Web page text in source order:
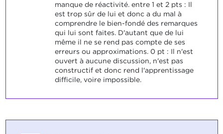
manque de réactivité. entre 1 et 2 pts : Il
est trop sûr de lui et donc a du mal à
comprendre le bien-fondé des remarques
qui lui sont faites. D'autant que de lui
même il ne se rend pas compte de ses
erreurs ou approximations. 0 pt : Il n'est
ouvert à aucune discussion, n'est pas
constructif et donc rend l'apprentissage
difficile, voire impossible.